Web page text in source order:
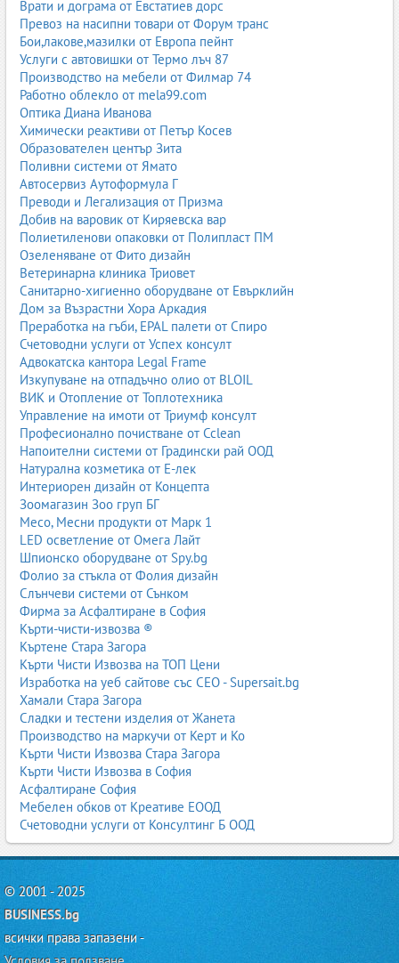
внимателно.
3.1. Размер и форма
Измерете помещението и зоната, която искате да
покриете.
За хол – често се използват големи килими, които
обхващат зоната около дивана и масата.
За спалня – килим под леглото или два по-малки
отстрани.
За коридор – пътеки с подходяща дължина и ширина.
3.2. Материал и плътност
За по-натоварени помещения – по-издръжливи
материали и по-висока плътност.
За спални – меки и топли килими, например вълна или
шаги.
За кухни – плоско тъкани или винилови килими, лесни за
почистване.
3.3. Стил и цвят
Съобразете килима с общия стил на интериора –
класически, модерен, бохо, скандинавски.
Светлите килими визуално разширяват пространството,
но се замърсяват по-лесно.
Тъмните и шарени килими прикриват петна и са
практични за семейства с деца.
3.4. Бюджет
Определете бюджет и преценете дали търсите дългосрочно
решение (например ръчно тъкан килим) или по-достъпен
вариант, който може да сменяте по-често.
4. Поддръжка и почистване на килими
Правилната поддръжка удължава живота на килима и запазва
неговия външен вид. Независимо дали става дума за ръчно
тъкан, персийски, български или машинно тъкан килим, грижата
е ключова.
4.1. Редовно почистване
Прахосмукачка 1–2 пъти седмично, в зависимост от
натовареността.
Избягвайте натрупване на прах и мръсотия, които
проникват в основата.
Периодично обръщайте килима, за да се износва
равномерно.
4.2. Пране на килими
големи, тежки и ценни килими.
Домашно пране
– възможно при по-малки и по-леки
килими, с подходящи препарати.
Врати и дограма от Евстатиев дорс
Превоз на насипни товари от Форум транс
Бои,лакове,мазилки от Европа пейнт
Услуги с автовишки от Термо лъч 87
Производство на мебели от Филмар 74
Работно облекло от mela99.com
Оптика Диана Иванова
Химически реактиви от Петър Косев
Образователен център Зита
Поливни системи от Ямато
Автосервиз Аутоформула Г
Преводи и Легализация от Призма
Добив на варовик от Киряевска вар
Полиетиленови опаковки от Полипласт ПМ
Озеленяване от Фито дизайн
Ветеринарна клиника Триовет
Санитарно-хигиенно оборудване от Евърклийн
Дом за Възрастни Хора Аркадия
Преработка на гъби, EPAL палети от Спиро
Счетоводни услуги от Успех консулт
Адвокатска кантора Legal Frame
Изкупуване на отпадъчно олио от BLOIL
ВИК и Отопление от Топлотехника
Управление на имоти от Триумф консулт
Професионално почистване от Cclean
Напоителни системи от Градински рай ООД
Натурална козметика от Е-лек
Интериорен дизайн от Концепта
Зоомагазин Зоо груп БГ
Месо, Месни продукти от Марк 1
LED осветление от Омега Лайт
Шпионско оборудване от Spy.bg
Фолио за стъкла от Фолия дизайн
Слънчеви системи от Сънком
Фирма за Асфалтиране в София
Кърти-чисти-извозва ®
Къртене Стара Загора
Кърти Чисти Извозва на ТОП Цени
Изработка на уеб сайтове със СЕО - Supersait.bg
Хамали Стара Загора
Сладки и тестени изделия от Жанета
Производство на маркучи от Керт и Ко
Кърти Чисти Извозва Стара Загора
Кърти Чисти Извозва в София
Асфалтиране София
Мебелен обков от Креативе ЕООД
Счетоводни услуги от Консултинг Б ООД
© 2001 - 2025
BUSINESS.bg
всички права запазени -